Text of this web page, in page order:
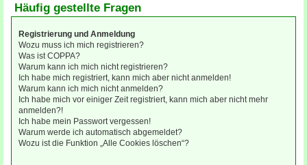
Häufig gestellte Fragen
Registrierung und Anmeldung
Wozu muss ich mich registrieren?
Was ist COPPA?
Warum kann ich mich nicht registrieren?
Ich habe mich registriert, kann mich aber nicht anmelden!
Warum kann ich mich nicht anmelden?
Ich habe mich vor einiger Zeit registriert, kann mich aber nicht mehr
anmelden?!
Ich habe mein Passwort vergessen!
Warum werde ich automatisch abgemeldet?
Wozu ist die Funktion „Alle Cookies löschen“?